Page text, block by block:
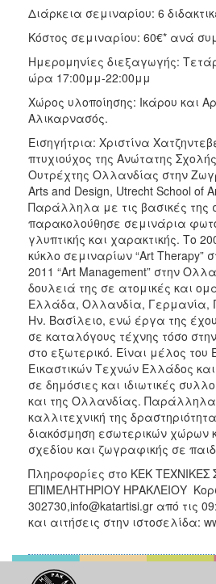
Διάρκεια σεμιναρίου: 6
Κόστος σεμιναρίου: 60€* ανά
Ημερομηνίες διεξαγωγής:
ώρα 17:00μμ-22:00μμ
Χώρος υλοποίησης: Ικάρου και
Αλικαρνασός.
Εισηγήτρια: Χριστίνα
πτυχιούχος της Ανώτατης
Ουτρέχτης Ολλανδίας στην
Arts and Design, Utrecht School of
Παράλληλα με τις βασικές της
παρακολούθησε σεμινάρια
γλυπτικής και χαρακτικής. Το
κύκλο σεμιναρίων “Art Therapy”
2011 “Art Management” στην
δουλειά της σε ατομικές και
Ελλάδα, Ολλανδία, Γερμανία,
Ην. Βασίλειο, ενώ έργα της
σε καταλόγους τέχνης τόσο
στο εξωτερικό. Είναι μέλος του
Εικαστικών Τεχνών Ελλάδος
σε δημόσιες και ιδιωτικές
και της Ολλανδίας.
καλλιτεχνική της
διακόσμηση εσωτερικών χώρων
σχεδίου και ζωγραφικής σε
Πληροφορίες στο ΚΕΚ ΤΕΧΝΙΚΕΣ
ΕΠΙΜΕΛΗΤΗΡΙΟΥ ΗΡΑΚΛΕΙΟΥ
302730,info@katartisi.gr από τις
και αιτήσεις στην ιστοσελίδα: